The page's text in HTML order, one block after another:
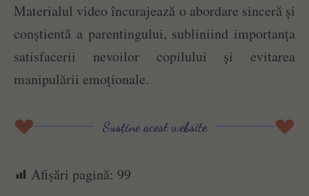
Materialul video încurajează o abordare sinceră și
conștientă a parentingului, subliniind importanța
satisfacerii nevoilor copilului și evitarea
manipulării emoționale.
Susține acest website
Afișări pagină: 99